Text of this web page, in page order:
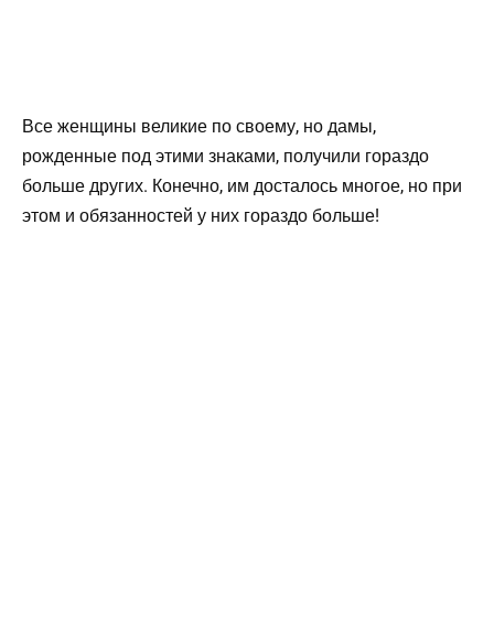
Все женщины великие по своему, но дамы,
рожденные под этими знаками, получили гораздо
больше других. Конечно, им досталось многое, но при
этом и обязанностей у них гораздо больше!